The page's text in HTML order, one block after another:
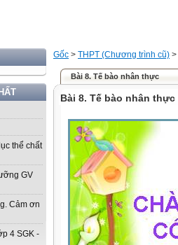
thể chất
GV
Cảm ơn
4 SGK -
Gốc > THPT (Chương trình cũ) >
Bài 8. Tế bào nhân thực
Bài 8. Tế bào nhân thực